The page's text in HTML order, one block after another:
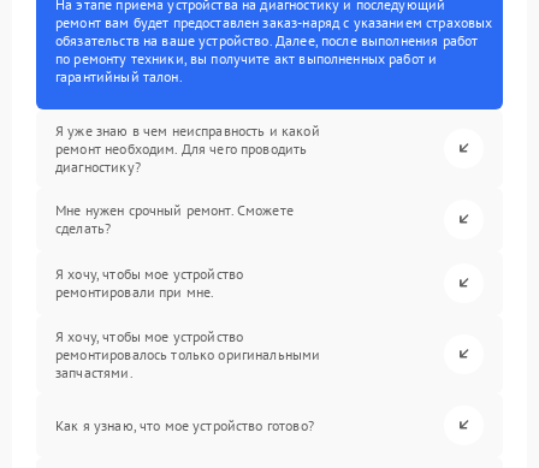
На этапе приема устройства на диагностику и последующий
ремонт вам будет предоставлен заказ-наряд с указанием страховых
обязательств на ваше устройство. Далее, после выполнения работ
по ремонту техники, вы получите акт выполненных работ и
гарантийный талон.
Я уже знаю в чем неисправность и какой
ремонт необходим. Для чего проводить
диагностику?
Мне нужен срочный ремонт. Сможете
сделать?
Я хочу, чтобы мое устройство
ремонтировали при мне.
Я хочу, чтобы мое устройство
ремонтировалось только оригинальными
запчастями.
Как я узнаю, что мое устройство готово?